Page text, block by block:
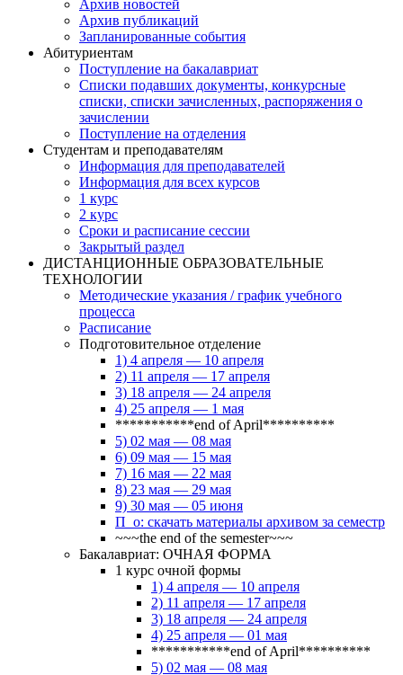
Архив новостей
Архив публикаций
Запланированные события
Абитуриентам
Поступление на бакалавриат
Списки подавших документы, конкурсные
списки, списки зачисленных, распоряжения о
зачислении
Поступление на отделения
Студентам и преподавателям
Информация для преподавателей
Информация для всех курсов
1 курс
2 курс
Сроки и расписание сессии
Закрытый раздел
ДИСТАНЦИОННЫЕ ОБРАЗОВАТЕЛЬНЫЕ
ТЕХНОЛОГИИ
Методические указания / график учебного
процесса
Расписание
Подготовительное отделение
1) 4 апреля — 10 апреля
2) 11 апреля — 17 апреля
3) 18 апреля — 24 апреля
4) 25 апреля — 1 мая
***********end of April**********
5) 02 мая — 08 мая
6) 09 мая — 15 мая
7) 16 мая — 22 мая
8) 23 мая — 29 мая
9) 30 мая — 05 июня
П_о: скачать материалы архивом за семестр
~~~the end of the semester~~~
Бакалавриат: ОЧНАЯ ФОРМА
1 курс очной формы
1) 4 апреля — 10 апреля
2) 11 апреля — 17 апреля
3) 18 апреля — 24 апреля
4) 25 апреля — 01 мая
***********end of April**********
5) 02 мая — 08 мая